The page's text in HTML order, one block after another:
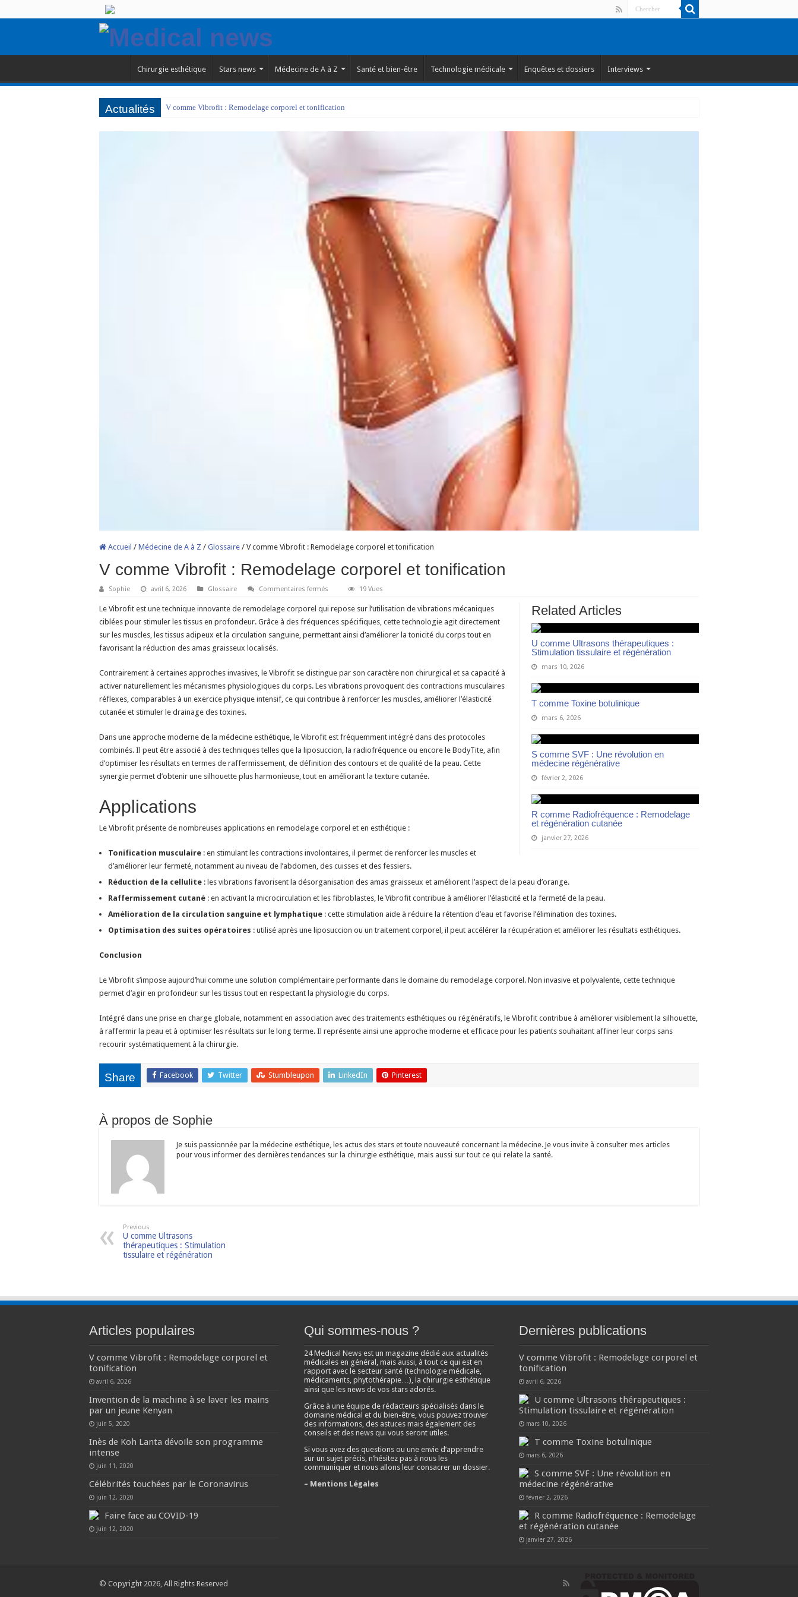
Chirurgie esthétique Stars news Médecine de A à Z Santé et bien-être Technologie médicale Enquêtes et dossiers Interviews
Actualités V comme Vibrofit : Remodelage corporel et tonification
Accueil / Médecine de A à Z / Glossaire / V comme Vibrofit : Remodelage corporel et tonification
V comme Vibrofit : Remodelage corporel et tonification
Sophie avril 6, 2026 Glossaire Commentaires fermés
comme
Vibrofit :
Remodelage
corporel
et
19 Vues
Related Articles
U comme Ultrasons thérapeutiques :
Stimulation tissulaire et régénération
mars 10, 2026
T comme Toxine botulinique
mars 6, 2026
S comme SVF : Une révolution en
médecine régénérative
février 2, 2026
R comme Radiofréquence : Remodelage
et régénération cutanée
janvier 27, 2026
Le Vibrofit est une technique innovante de remodelage corporel qui repose sur l’utilisation de vibrations mécaniques
ciblées pour stimuler les tissus en profondeur. Grâce à des fréquences spécifiques, cette technologie agit directement
sur les muscles, les tissus adipeux et la circulation sanguine, permettant ainsi d’améliorer la tonicité du corps tout en
favorisant la réduction des amas graisseux localisés.
Contrairement à certaines approches invasives, le Vibrofit se distingue par son caractère non chirurgical et sa capacité à
activer naturellement les mécanismes physiologiques du corps. Les vibrations provoquent des contractions musculaires
réflexes, comparables à un exercice physique intensif, ce qui contribue à renforcer les muscles, améliorer l’élasticité
cutanée et stimuler le drainage des toxines.
Dans une approche moderne de la médecine esthétique, le Vibrofit est fréquemment intégré dans des protocoles
combinés. Il peut être associé à des techniques telles que la liposuccion, la radiofréquence ou encore le BodyTite, afin
d’optimiser les résultats en termes de raffermissement, de définition des contours et de qualité de la peau. Cette
synergie permet d’obtenir une silhouette plus harmonieuse, tout en améliorant la texture cutanée.
Applications
Le Vibrofit présente de nombreuses applications en remodelage corporel et en esthétique :
Tonification musculaire : en stimulant les contractions involontaires, il permet de renforcer les muscles et
d’améliorer leur fermeté, notamment au niveau de l’abdomen, des cuisses et des fessiers.
Réduction de la cellulite : les vibrations favorisent la désorganisation des amas graisseux et améliorent l’aspect de la peau d’orange.
Raffermissement cutané : en activant la microcirculation et les fibroblastes, le Vibrofit contribue à améliorer l’élasticité et la fermeté de la peau.
Amélioration de la circulation sanguine et lymphatique : cette stimulation aide à réduire la rétention d’eau et favorise l’élimination des toxines.
Optimisation des suites opératoires : utilisé après une liposuccion ou un traitement corporel, il peut accélérer la récupération et améliorer les résultats esthétiques.
Conclusion
Le Vibrofit s’impose aujourd’hui comme une solution complémentaire performante dans le domaine du remodelage corporel. Non invasive et polyvalente, cette technique
permet d’agir en profondeur sur les tissus tout en respectant la physiologie du corps.
Intégré dans une prise en charge globale, notamment en association avec des traitements esthétiques ou régénératifs, le Vibrofit contribue à améliorer visiblement la silhouette,
à raffermir la peau et à optimiser les résultats sur le long terme. Il représente ainsi une approche moderne et efficace pour les patients souhaitant affiner leur corps sans
recourir systématiquement à la chirurgie.
Share Facebook Twitter Stumbleupon LinkedIn Pinterest
À propos de Sophie
Je suis passionnée par la médecine esthétique, les actus des stars et toute nouveauté concernant la médecine. Je vous invite à consulter mes articles
pour vous informer des dernières tendances sur la chirurgie esthétique, mais aussi sur tout ce qui relate la santé.
Previous
U comme Ultrasons
thérapeutiques : Stimulation
tissulaire et régénération
Articles populaires
V comme Vibrofit : Remodelage corporel et
tonification
avril 6, 2026
Invention de la machine à se laver les mains
par un jeune Kenyan
juin 5, 2020
Inès de Koh Lanta dévoile son programme
intense
juin 11, 2020
Célébrités touchées par le Coronavirus
juin 12, 2020
Faire face au COVID-19
juin 12, 2020
Qui sommes-nous ?
24 Medical News est un magazine dédié aux actualités
médicales en général, mais aussi, à tout ce qui est en
rapport avec le secteur santé (technologie médicale,
médicaments, phytothérapie…), la chirurgie esthétique
ainsi que les news de vos stars adorés.
Grâce à une équipe de rédacteurs spécialisés dans le
domaine médical et du bien-être, vous pouvez trouver
des informations, des astuces mais également des
conseils et des news qui vous seront utiles.
Si vous avez des questions ou une envie d’apprendre
sur un sujet précis, n’hésitez pas à nous les
communiquer et nous allons leur consacrer un dossier.
– Mentions Légales
Dernières publications
V comme Vibrofit : Remodelage corporel et
tonification
avril 6, 2026
U comme Ultrasons thérapeutiques :
Stimulation tissulaire et régénération
mars 10, 2026
T comme Toxine botulinique
mars 6, 2026
S comme SVF : Une révolution en
médecine régénérative
février 2, 2026
R comme Radiofréquence : Remodelage
et régénération cutanée
janvier 27, 2026
© Copyright 2026, All Rights Reserved